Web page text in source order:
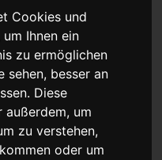
Cookies und
Ihnen ein
zu ermöglichen
sehen, besser an
Diese
außerdem, um
zu verstehen,
oder um
für